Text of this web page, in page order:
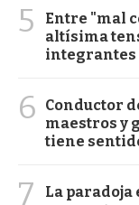
5
Entre "mal
altísima
integrantes
6
Conductor
maestros y
tiene
7
La